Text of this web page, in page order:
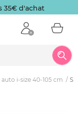
35€ d'achat
auto i-size 40-105 cm